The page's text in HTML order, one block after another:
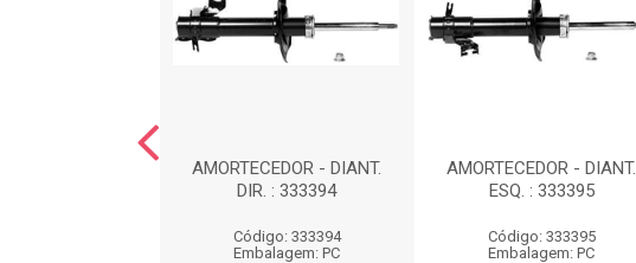
AMORTECEDOR - DIANT.
DIR. : 333394
Código: 333394
Embalagem: PC
AMORTECEDOR - DIANT.
ESQ. : 333395
Código: 333395
Embalagem: PC